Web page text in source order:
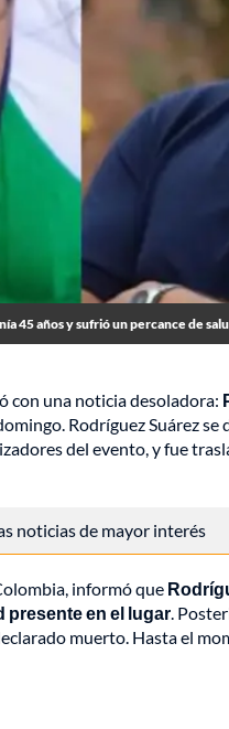
45 años y sufrió un percance de
con una noticia desoladora:
Rodríguez Suárez
del evento, y fue
noticias de mayor interés
informó que
presente en el lugar.
muerto. Hasta el